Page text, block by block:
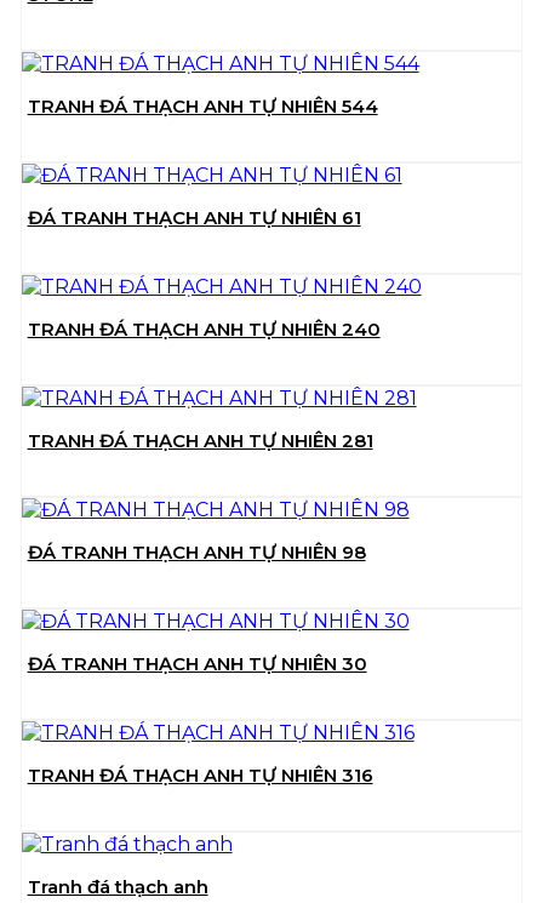
TRANH ĐÁ THẠCH ANH TỰ NHIÊN 544
ĐÁ TRANH THẠCH ANH TỰ NHIÊN 61
TRANH ĐÁ THẠCH ANH TỰ NHIÊN 240
TRANH ĐÁ THẠCH ANH TỰ NHIÊN 281
ĐÁ TRANH THẠCH ANH TỰ NHIÊN 98
ĐÁ TRANH THẠCH ANH TỰ NHIÊN 30
TRANH ĐÁ THẠCH ANH TỰ NHIÊN 316
Tranh đá thạch anh